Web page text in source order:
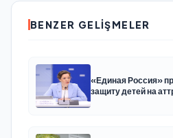
BENZER GELIŞMELER
«Единая Россия»
защиту детей на